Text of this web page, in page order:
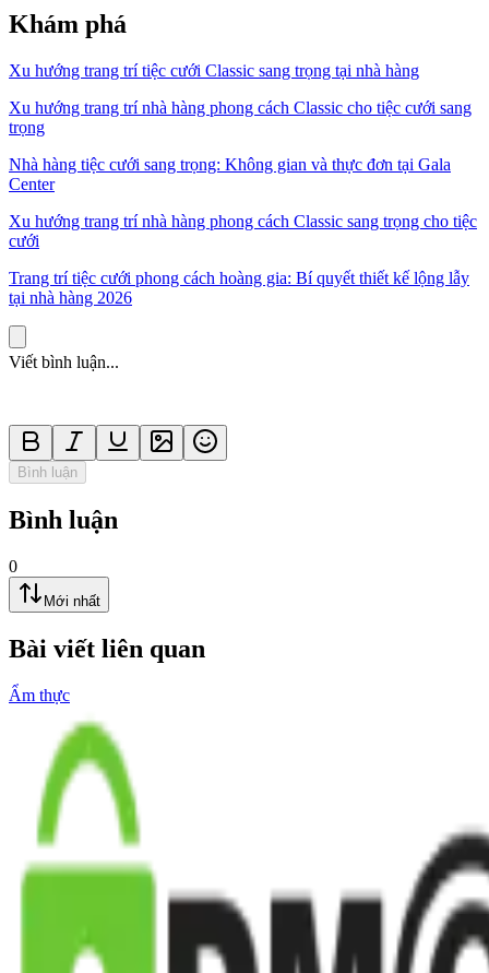
Khám phá
Xu hướng trang trí tiệc cưới Classic sang trọng tại nhà hàng
Xu hướng trang trí nhà hàng phong cách Classic cho tiệc cưới sang
trọng
Nhà hàng tiệc cưới sang trọng: Không gian và thực đơn tại Gala
Center
Xu hướng trang trí nhà hàng phong cách Classic sang trọng cho tiệc
cưới
Trang trí tiệc cưới phong cách hoàng gia: Bí quyết thiết kế lộng lẫy
tại nhà hàng 2026
Viết bình luận...
Bình luận
Bình luận
0
Mới nhất
Bài viết liên quan
Ẩm thực